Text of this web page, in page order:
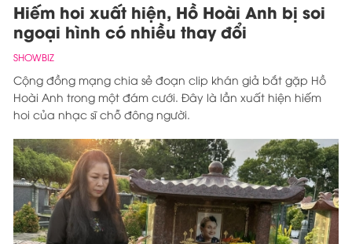
Hiếm hoi xuất hiện, Hồ Hoài Anh bị soi
ngoại hình có nhiều thay đổi
SHOWBIZ
Cộng đồng mạng chia sẻ đoạn clip khán giả bắt gặp Hồ
Hoài Anh trong một đám cưới. Đây là lần xuất hiện hiếm
hoi của nhạc sĩ chỗ đông người.